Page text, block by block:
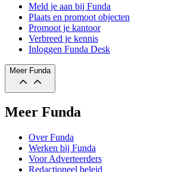
Meld je aan bij Funda
Plaats en promoot objecten
Promoot je kantoor
Verbreed je kennis
Inloggen Funda Desk
Meer Funda
Meer Funda
Over Funda
Werken bij Funda
Voor Adverteerders
Redactioneel beleid